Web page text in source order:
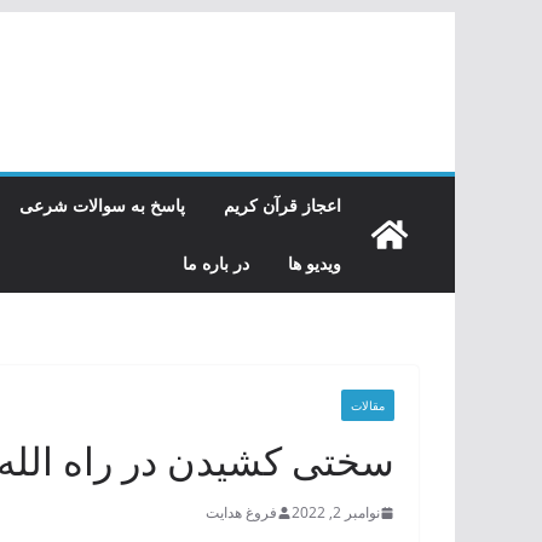
اعجاز قرآن کریم پاسخ به سوالات شرعی
ویدیو ها در باره ما
مقالات
سختی کشیدن در راه
نوامبر 2, 2022 فروغ هدایت